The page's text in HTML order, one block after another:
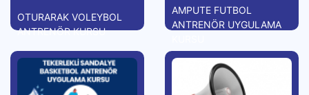
OTURARAK VOLEYBOL
ANTRENÖR KURSU
AMPUTE FUTBOL
ANTRENÖR UYGULAMA